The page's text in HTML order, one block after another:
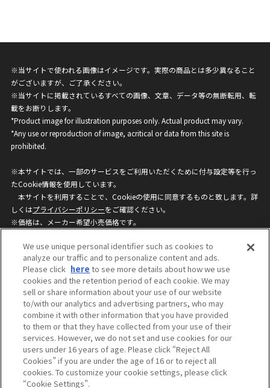
※当サイトで使われる画像はイメージです。実際の商品とは多少異なること
がございますが、ご了承ください。
※当サイトに掲載されているすべての画像、文章、データ等の無断転用、転
載をお断りします。
*Product image for illustration purposes only. Actual product may vary.
*Any use or reproduction of image, acritical or data from this site is
prohibited.
※本サイトでは、一部のサービスをご利用いただくために付与設定等を行っ
たCookie情報を使用しています。
本サイトを利用することで、Cookieの使用に同意するものと致します。詳
しくはプライバシーポリシーをご確認ください。
※価格は、メーカー希望小売価格です。
ざいますのでご了承ください。
privacypolicy
Do Not Sell or Share My
Personal Information
ウェブサイトご利用条件
ソーシャルメディアポリシー
個人情報保護方針
お問い合わせ
©BANDAI
We use unique personal identifier such as cookies to
analyze our traffic and to personalize content and ads.
Please click here to see more details about how we use
cookies and the retention period of each cookie. We may
sell or share information about your use of our website
to/with our analytics and advertising partners, who may
combine it with other information that you have provided
to them or that they have collected from your use of their
services. However, we do not set and use cookies for our
users under 16 years of age. Please click “Reject All
Cookies” if you are under the age of 16 or to reject all
cookies. To customize your cookie settings, please click
“Cookie Settings”.